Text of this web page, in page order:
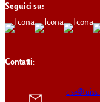
Seguici su:
Contatti: